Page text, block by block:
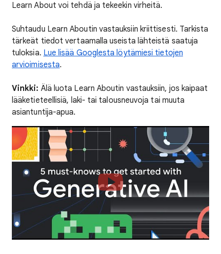
Learn About voi tehdä ja tekeekin virheitä.
Suhtaudu Learn Aboutin vastauksiin kriittisesti. Tarkista
tärkeät tiedot vertaamalla useista lähteistä saatuja
tuloksia. Lue lisää Googlesta löytämiesi tietojen
arvioimisesta.
Vinkki: Älä luota Learn Aboutin vastauksiin, jos kaipaat
lääketieteellisiä, laki- tai talousneuvoja tai muuta
asiantuntija-apua.